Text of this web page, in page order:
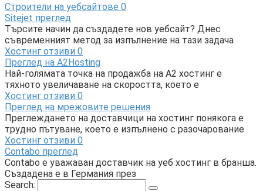
Строители на уебсайтове 0
Sitejet преглед
Търсите начин да създадете нов уебсайт? Днес
съвременният метод за изпълнение на тази задача
Хостинг отзиви 0
Преглед на A2Hosting
Най-голямата точка на продажба на A2 хостинг е
тяхното увеличаване на скоростта, което е
Хостинг отзиви 0
Преглед на мрежовите решения
Преглеждането на доставчици на хостинг понякога е
трудно пътуване, което е изпълнено с разочарование
Хостинг отзиви 0
Contabo преглед
Contabo е уважаван доставчик на уеб хостинг в бранша.
Създадена е в Германия през
Search: